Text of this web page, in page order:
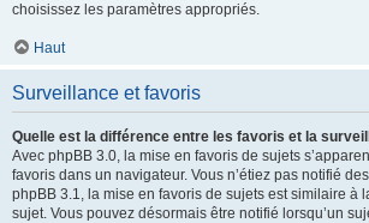
choisissez les paramètres appropriés.
Haut
Surveillance et favoris
Quelle est la différence entre les favoris et la
Avec phpBB 3.0, la mise en favoris de sujets
favoris dans un navigateur. Vous n’étiez pas notifié
phpBB 3.1, la mise en favoris de sujets est similaire à
sujet. Vous pouvez désormais être notifié lorsqu’un